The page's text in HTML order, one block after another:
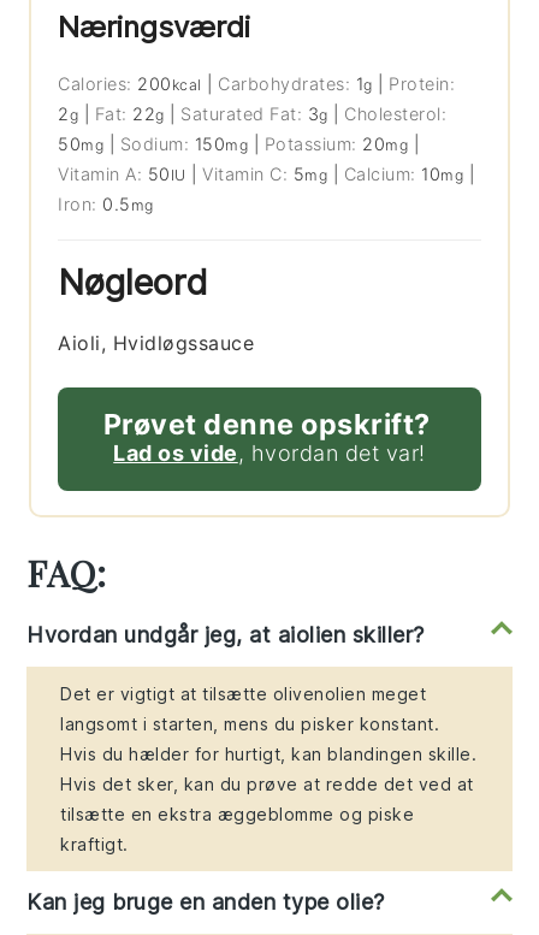
Næringsværdi
Calories: 200 kcal Carbohydrates: 1g
Protein:
2g Fat: 22g Saturated Fat: 3g
Cholesterol:
50mg Sodium: 150mg Potassium: 20mg
Vitamin A: 50 IU |Vitamin C: 5mg Calcium: 10mg
Iron: 0.5 mg
Nøgleord
Aioli, Hvidløgssauce
Prøvet denne opskrift?
Lad os vide, hvordan det var!
FAQ:
Hvordan undgår jeg, at aiolien skiller?
Det er vigtigt at tilsætte olivenolien meget
langsomt i starten, mens du pisker konstant.
Hvis du hælder for hurtigt, kan blandingen skille.
Hvis det sker, kan du prøve at redde det ved at
tilsætte en ekstra æggeblomme og piske
kraftigt.
Kan jeg bruge en anden type olie?